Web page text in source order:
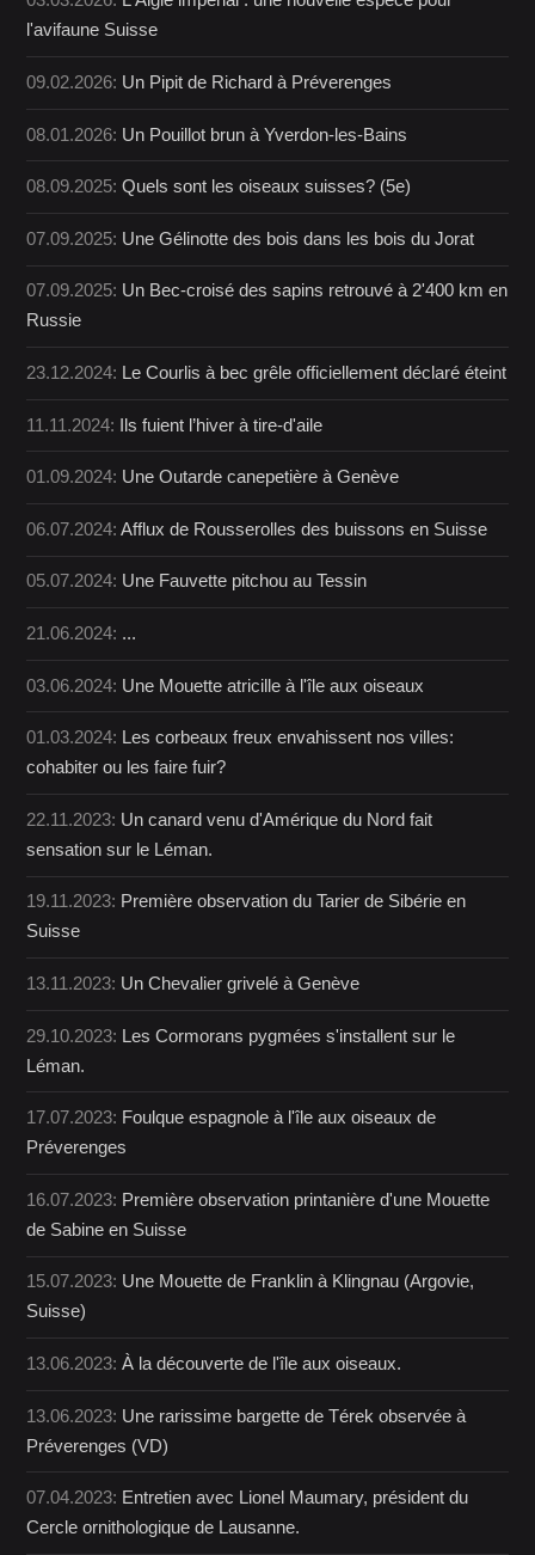
l'avifaune Suisse
09.02.2026: Un Pipit de Richard à Préverenges
08.01.2026: Un Pouillot brun à Yverdon-les-Bains
08.09.2025:Quels sont les oiseaux suisses? (5e)
07.09.2025: Une Gélinotte des bois dans les bois du Jorat
07.09.2025: Un Bec-croisé des sapins retrouvé à 2'400 km en
Russie
23.12.2024: Le Courlis à bec grêle officiellement déclaré éteint
11.11.2024: Ils fuient l’hiver à tire-d'aile
01.09.2024: Une Outarde canepetière à Genève
06.07.2024:Afflux de Rousserolles des buissons en Suisse
05.07.2024: Une Fauvette pitchou au Tessin
21.06.2024: ...
03.06.2024: Une Mouette atricille à l'île aux oiseaux
01.03.2024: Les corbeaux freux envahissent nos villes:
cohabiter ou les faire fuir?
22.11.2023: Un canard venu d'Amérique du Nord fait
sensation sur le Léman.
19.11.2023: Première observation du Tarier de Sibérie en
Suisse
13.11.2023: Un Chevalier grivelé à Genève
29.10.2023: Les Cormorans pygmées s'installent sur le
Léman.
17.07.2023: Foulque espagnole à l'île aux oiseaux de
Préverenges
16.07.2023: Première observation printanière d'une Mouette
de Sabine en Suisse
15.07.2023: Une Mouette de Franklin à Klingnau (Argovie,
Suisse)
13.06.2023:À la découverte de l'île aux oiseaux.
13.06.2023: Une rarissime bargette de Térek observée à
Préverenges (VD)
07.04.2023: Entretien avec Lionel Maumary, président du
Cercle ornithologique de Lausanne.